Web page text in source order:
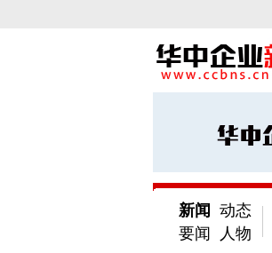
新闻
要闻
动态
人物